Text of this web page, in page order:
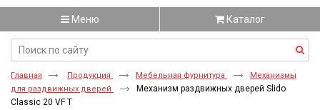
Меню Каталог
Главная Продукция Мебельная фурнитура
Механизмы
для раздвижных дверей
Механизм раздвижных дверей Slido
Classic 20 VF T